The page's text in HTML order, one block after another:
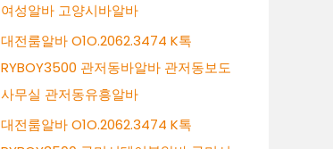
여성알바 고양시바알바
대전룸알바 O1O.2062.3474 K톡
RYBOY3500 관저동바알바 관저동보도
사무실 관저동유흥알바
대전룸알바 O1O.2062.3474 K톡